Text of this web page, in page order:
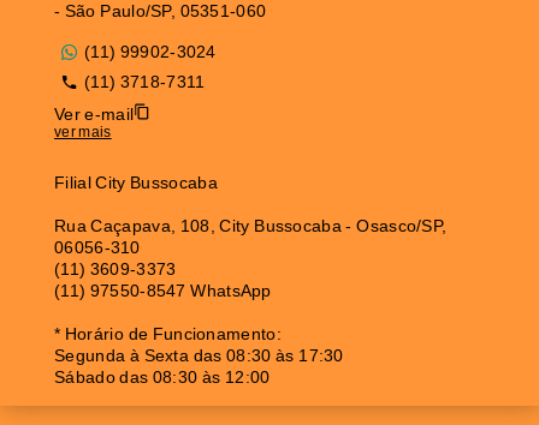
- São Paulo/SP, 05351-060
(11) 99902-3024
(11) 3718-7311
Ver e-mail
ver mais
Filial City Bussocaba
Rua Caçapava, 108, City Bussocaba - Osasco/SP,
06056-310
(11) 3609-3373
(11) 97550-8547 WhatsApp
* Horário de Funcionamento:
Segunda à Sexta das 08:30 às 17:30
Sábado das 08:30 às 12:00